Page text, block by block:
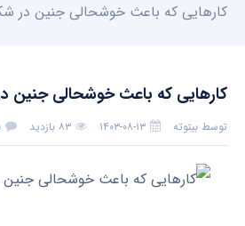
کارهایی که باعث خوشحالی جنین در
کارهایی که باعث خوشحالی جنین
توسط بیتوته ۱۴۰۳-۰۸-۱۳ ۸۳ بازدید